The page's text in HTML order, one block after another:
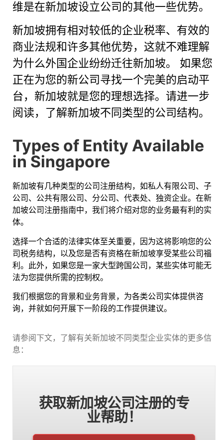
维是在新加坡设立公司的其他一些优势。
新加坡拥有相对较低的企业税率、有效的
商业法规和许多其他优势，这就不难理解
为什么外国企业纷纷迁往新加坡。 如果您
正在为您的新公司寻找一个完美的启动平
台，新加坡就是您的理想选择。请进一步
阅读，了解新加坡不同类型的公司结构。
Types of Entity Available
in Singapore
新加坡有几种类型的公司注册结构，如私人有限公司、子
公司、公共有限公司、分公司、代表处、独资企业。在新
加坡公司注册指南中，我们将介绍对您的业务最有利的实
体。
选择一个合适的法律实体至关重要，因为这将影响您的公
司税务结构，以及您是否有资格在新加坡享受某些公司福
利。此外，如果您是一家大型跨国公司，某些实体可能无
法为您提供所需的控制权。
我们根据您的背景和业务背景，为各类公司实体提供咨
询，并就如何开展下一阶段的工作提供建议。
请参阅下文，了解有关新加坡不同类型企业实体的更多信
息：
获取新加坡公司注册的专
业帮助！